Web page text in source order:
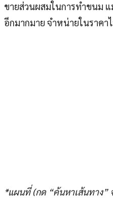
ขายส่วนผสมในการทำขนม
อีกมากมาย จำหน่ายในราคา
*แผนที่ (กด “ค้นหาเส้นทาง”